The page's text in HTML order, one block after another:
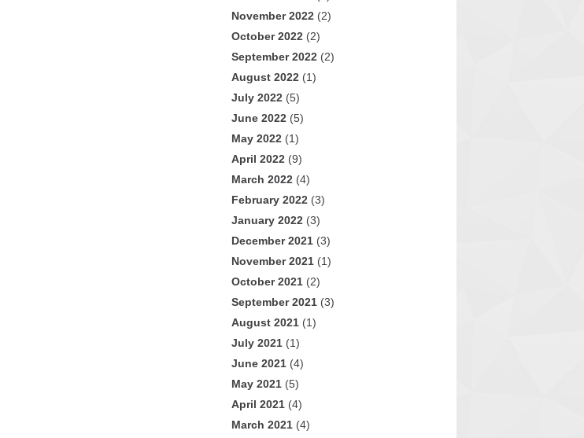
November 2022 (2)
October 2022 (2)
September 2022 (2)
August 2022 (1)
July 2022 (5)
June 2022 (5)
May 2022 (1)
April 2022 (9)
March 2022 (4)
February 2022 (3)
January 2022 (3)
December 2021 (3)
November 2021 (1)
October 2021 (2)
September 2021 (3)
August 2021 (1)
July 2021 (1)
June 2021 (4)
May 2021 (5)
April 2021 (4)
March 2021 (4)